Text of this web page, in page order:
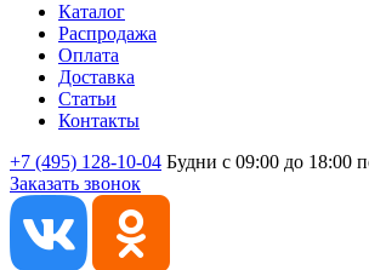
Каталог
Распродажа
Оплата
Доставка
Статьи
Контакты
+7 (495) 128-10-04 Будни с 09:00 до 18:00
Заказать звонок